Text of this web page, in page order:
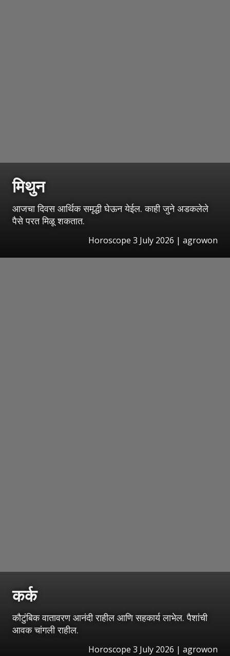
मिथुन
आजचा दिवस आर्थिक समृद्धी घेऊन येईल. काही जुने अडकलेले
पैसे परत मिळू शकतात.
Horoscope 3 July 2026 | agrowon
कर्क
कौटुंबिक वातावरण आनंदी राहील आणि सहकार्य लाभेल. पैशांची
आवक चांगली राहील.
Horoscope 3 July 2026 | agrowon